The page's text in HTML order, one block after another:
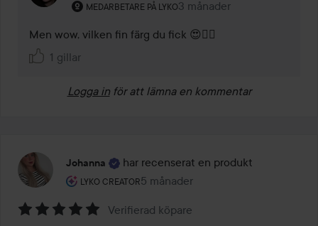
MEDARBETARE PÅ LYKO
Användarens roll: Medarbetare på Lyko.
3 månader
Kommentaren lades 3
Men wow, vilken fin färg du fick 😍👌🏻
1 gillar
Logga in för att lämna en kommentar
Johanna har recenserat en produkt
LYKO CREATOR
Användarens roll: Lyko Creator.
5 månader
Inlägget skapades 5 månader
Verifierad köpare